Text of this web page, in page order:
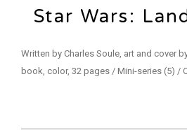
Star Wars:
Written by Charles Soule, art and cover
book, color, 32 pages / Mini-series (5) /